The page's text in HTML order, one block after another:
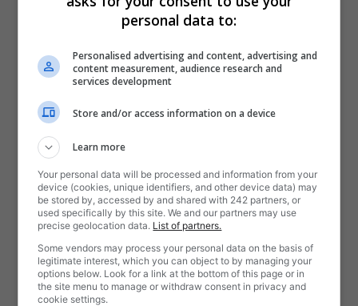
personal data to:
Personalised advertising and content, advertising and
content measurement, audience research and
services development
Store and/or access information on a device
Learn more
Your personal data will be processed and information from your
device (cookies, unique identifiers, and other device data) may
be stored by, accessed by and shared with 242 partners, or
used specifically by this site. We and our partners may use
precise geolocation data. List of partners.
Some vendors may process your personal data on the basis of
legitimate interest, which you can object to by managing your
options below. Look for a link at the bottom of this page or in
the site menu to manage or withdraw consent in privacy and
cookie settings.